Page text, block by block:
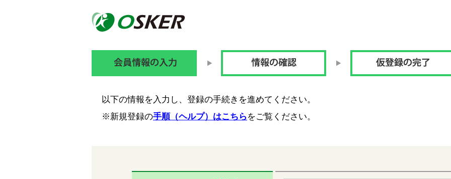
以下の情報を入力し、登録の手続きを進めてください。
※新規登録の手順（ヘルプ）はこちら をご覧ください。